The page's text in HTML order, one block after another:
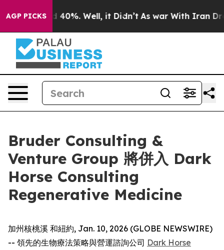
AGP PICKS
Around 40%. Well, it Didn’t As war With Iran Drove
Bruder Consulting &
Venture Group 將併入 Dark
Horse Consulting
Regenerative Medicine
加州核桃溪 和紐約, Jan. 10, 2026 (GLOBE NEWSWIRE)
-- 領先的生物療法策略與營運諮詢公司 Dark Horse